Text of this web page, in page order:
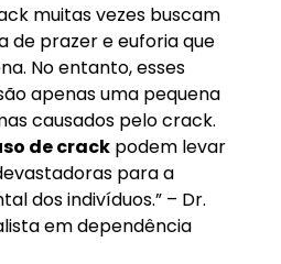
muitas vezes buscam
de prazer e euforia que
No entanto, esses
apenas uma pequena
causados pelo crack.
de crack podem levar
para a
dos indivíduos.” – Dr.
em dependência